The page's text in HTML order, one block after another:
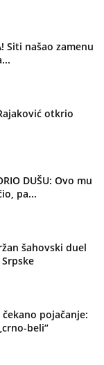
Siti našao zamenu
otkrio
DUŠU: Ovo mu
pa...
šahovski duel
pojačanje:
beli“